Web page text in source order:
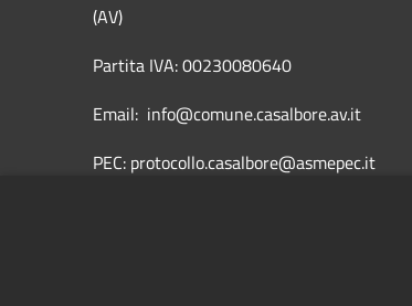
(AV)
Partita IVA: 00230080640
Email: info@comune.casalbore.av.it
PEC: protocollo.casalbore@asmepec.it